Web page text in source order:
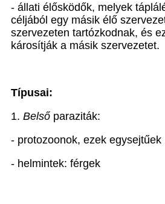
- állati élősködők, melyek
céljából egy másik élő
szervezeten tartózkodnak, és
károsítják a másik szervezetet.
Típusai:
1. Belső paraziták:
- protozoonok, ezek egysejtűek
- helmintek: férgek